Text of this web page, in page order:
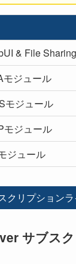
& File
モジュール
モジュール
モジュール
ジュール
クリプション
サブス